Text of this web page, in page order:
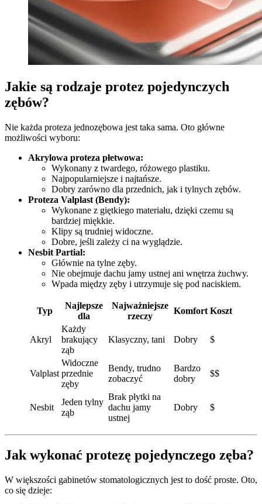
Jakie są rodzaje protez pojedynczych
zębów?
Nie każda proteza jednozębowa jest taka sama. Oto główne
możliwości wyboru:
Akrylowa proteza płetwowa:
Wykonany z twardego, różowego plastiku.
Najpopularniejsze i najtańsze.
Dobry zarówno dla przednich, jak i tylnych zębów.
Proteza Valplast (Bendy):
Wykonane z giętkiego materiału, dzięki czemu są
bardziej miękkie.
Klipy są trudniej widoczne.
Dobre, jeśli zależy ci na wyglądzie.
Nesbit Partial:
Głównie na tylne zęby.
Nie obejmuje dachu jamy ustnej ani wnętrza żuchwy.
Wpada między zęby i utrzymuje się pod naciskiem.
Typ
Najlepsze
dla
Najważniejsze
rzeczy
Komfort Koszt
Akryl
Każdy
brakujący
ząb
Klasyczny, tani Dobry $
Valplast
Widoczne
przednie
zęby
Bendy, trudno
zobaczyć
Bardzo
dobry
$$
Nesbit
Jeden tylny
ząb
Brak płytki na
dachu jamy
ustnej
Dobry $
Jak wykonać protezę pojedynczego zęba?
W większości gabinetów stomatologicznych jest to dość proste. Oto,
co się dzieje: